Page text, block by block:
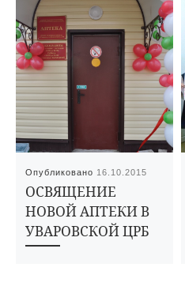
Опубликовано 16.10.2015
ОСВЯЩЕНИЕ
НОВОЙ АПТЕКИ В
УВАРОВСКОЙ ЦРБ